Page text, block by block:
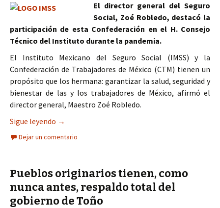
El director general del Seguro
Social, Zoé Robledo, destacó la
participación de esta Confederación en el H. Consejo
Técnico del Instituto durante la pandemia.
El Instituto Mexicano del Seguro Social (IMSS) y la
Confederación de Trabajadores de México (CTM) tienen un
propósito que los hermana: garantizar la salud, seguridad y
bienestar de las y los trabajadores de México, afirmó el
director general, Maestro Zoé Robledo.
Sigue leyendo IMSS y CTM tienen como propósito garantizar
→
Dejar un comentario
Pueblos originarios tienen, como
nunca antes, respaldo total del
gobierno de Toño